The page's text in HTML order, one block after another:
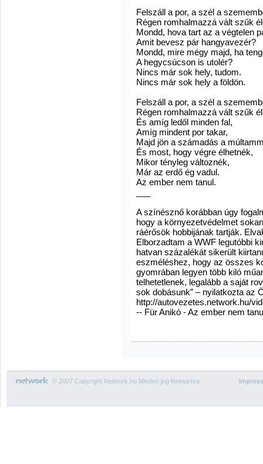
Felszáll a por, a szél a
Régen romhalmazzá vált szűk
Mondd, hova tart az a végtelen
Amit bevesz pár hangyavezér?
Mondd, mire mégy majd, ha
A hegycsúcson is utolér?
Nincs már sok hely, tudom.
Nincs már sok hely a földön.
Felszáll a por, a szél a
Régen romhalmazzá vált szűk
És amíg ledől minden fal,
Amíg mindent por takar,
Majd jön a számadás a
És most, hogy végre élhetnék,
Mikor tényleg változnék,
Már az erdő ég vadul.
Az ember nem tanul.
A színésznő korábban úgy
hogy a környezetvédelmet
ráérősök hobbijának tartják.
Elborzadtam a WWF legutóbbi
hatvan százalékát sikerült
eszméléshez, hogy az összes
gyomrában legyen több kiló
telhetetlenek, legalább a saját
sok dobásunk” – nyilatkozta az
http://autovezetes.network.hu/
-- Für Anikó - Az ember nem
© 2007 Copyright Network.hu Minden jog fenntartva.